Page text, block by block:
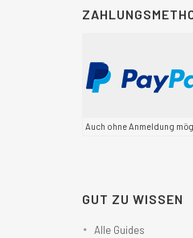
Auch ohne Anmeldung
GUT ZU WISSEN
Alle Guides